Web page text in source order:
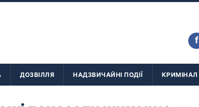
f
ДОЗВІЛЛЯ НАДЗВИЧАЙНІ ПОДІЇ КРИМІНАЛ